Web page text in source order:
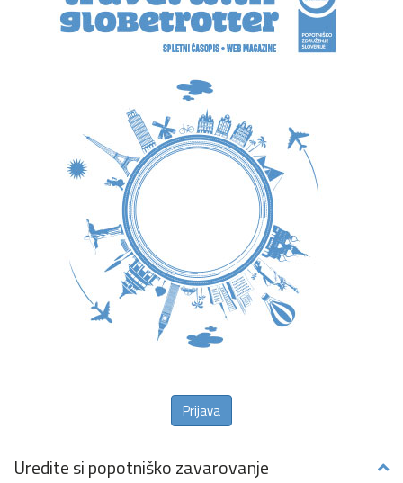
Prijava
Uredite si popotniško zavarovanje